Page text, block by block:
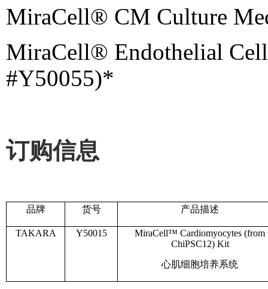
MiraCell® CM Culture
MiraCell® Endothelial
#Y50055)*
订购信息
品牌 货号 产品描述
TAKARA Y50015 MiraCell™ Cardiomyocytes (from
ChiPSC12) Kit
心肌细胞培养系统